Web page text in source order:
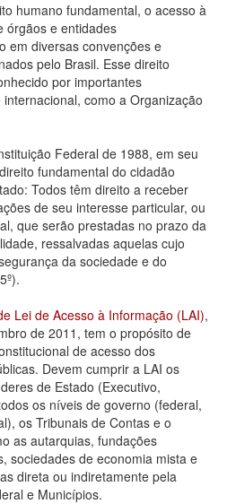
humano fundamental, o acesso à
órgãos e entidades
em diversas convenções e
pelo Brasil. Esse direito
por importantes
como a Organização
Federal de 1988, em seu
fundamental do cidadão
Todos têm direito a receber
de seu interesse particular, ou
que serão prestadas no prazo da
ressalvadas aquelas cujo
da sociedade e do
Lei de Acesso à Informação (LAI),
de 2011, tem o propósito de
de acesso dos
Devem cumprir a LAI os
de Estado (Executivo,
os níveis de governo (federal,
os Tribunais de Contas e o
as autarquias, fundações
sociedades de economia mista e
direta ou indiretamente pela
e Municípios.